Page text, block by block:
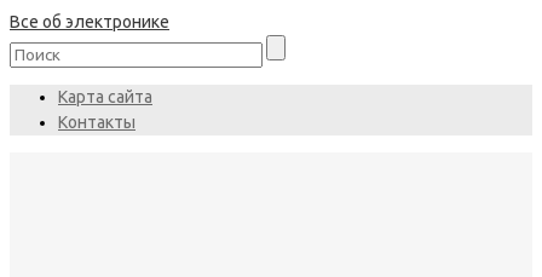
Все об электронике
Карта сайта
Контакты